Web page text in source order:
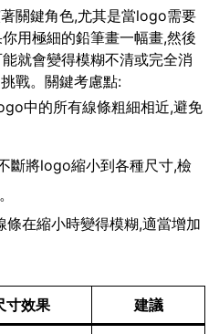
關鍵角色,尤其是當logo需要
用極細的鉛筆畫一幅畫,然後
就會變得模糊不清或完全消
戰。關鍵考慮點:
中的所有線條粗細相近,避免
斷將logo縮小到各種尺寸,檢
在縮小時變得模糊,適當增加
寸效果 建議